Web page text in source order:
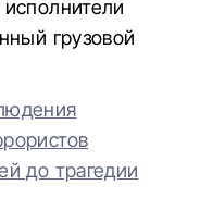
грузовой
до трагедии